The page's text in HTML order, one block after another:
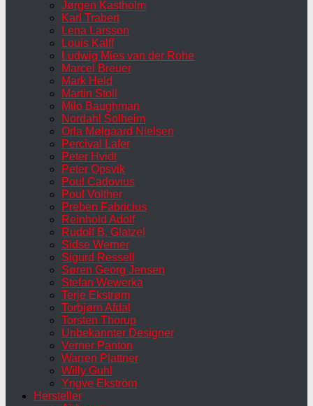
Jørgen Kastholm
Karl Trabert
Lena Larsson
Louis Kalff
Ludwig Mies van der Rohe
Marcel Breuer
Mark Held
Martin Stoll
Milo Baughman
Nordahl Solheim
Orla Mølgaard Nielsen
Percival Lafer
Peter Hvidt
Peter Opsvik
Poul Cadovius
Poul Volther
Preben Fabricius
Reinhold Adolf
Rudolf B. Glatzel
Sidse Werner
Sigurd Ressell
Søren Georg Jensen
Stefan Wewerka
Terje Ekstrøm
Torbjørn Afdal
Torsten Thorup
Unbekannter Designer
Verner Panton
Warren Plattner
Willy Guhl
Yngve Ekström
Hersteller